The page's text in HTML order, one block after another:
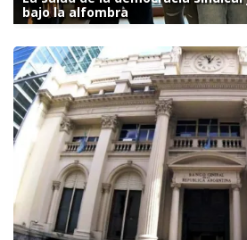
bajo la alfombra